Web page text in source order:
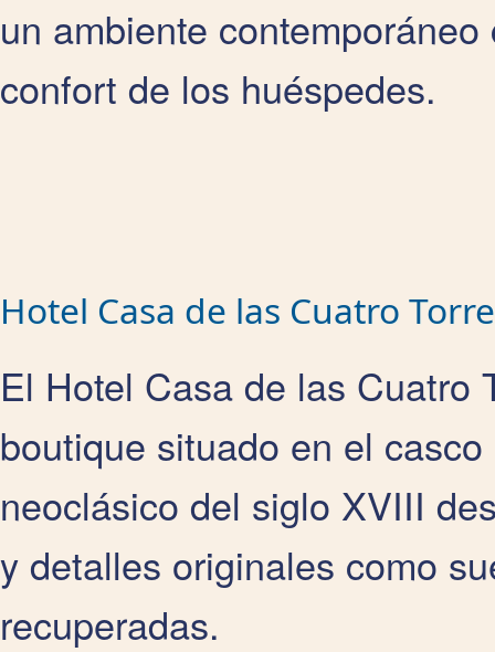
un ambiente
confort de los huéspedes.
Hotel Casa de las Cuatro
El Hotel Casa de las Cuatro
boutique situado en el
neoclásico del siglo XVIII
y detalles originales como
recuperadas.